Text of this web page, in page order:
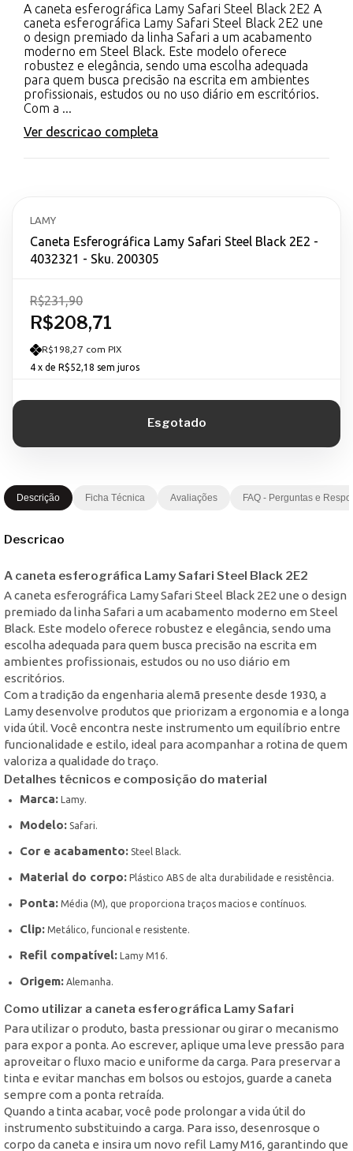
A caneta esferográfica Lamy Safari Steel Black 2E2 A
caneta esferográfica Lamy Safari Steel Black 2E2 une
o design premiado da linha Safari a um acabamento
moderno em Steel Black. Este modelo oferece
robustez e elegância, sendo uma escolha adequada
para quem busca precisão na escrita em ambientes
profissionais, estudos ou no uso diário em escritórios.
Com a ...
Ver descricao completa
LAMY
Caneta Esferográfica Lamy Safari Steel Black 2E2 -
4032321 - Sku. 200305
R$208,71
R$231,90
R$198,27 com PIX
4 x de R$52,18 sem juros
Descrição Ficha Técnica Avaliações FAQ - Perguntas e
Descricao
A caneta esferográfica Lamy Safari Steel Black 2E2
A caneta esferográfica Lamy Safari Steel Black 2E2 une o design
premiado da linha Safari a um acabamento moderno em Steel
Black. Este modelo oferece robustez e elegância, sendo uma
escolha adequada para quem busca precisão na escrita em
ambientes profissionais, estudos ou no uso diário em
escritórios.
Com a tradição da engenharia alemã presente desde 1930, a
Lamy desenvolve produtos que priorizam a ergonomia e a longa
vida útil. Você encontra neste instrumento um equilíbrio entre
funcionalidade e estilo, ideal para acompanhar a rotina de quem
valoriza a qualidade do traço.
Detalhes técnicos e composição do material
Marca: Lamy.
Modelo: Safari.
Cor e acabamento: Steel Black.
Material do corpo: Plástico ABS de alta durabilidade e resistência.
Ponta: Média (M), que proporciona traços macios e contínuos.
Clip: Metálico, funcional e resistente.
Refil compatível: Lamy M16.
Origem: Alemanha.
Como utilizar a caneta esferográfica Lamy Safari
Para utilizar o produto, basta pressionar ou girar o mecanismo
para expor a ponta. Ao escrever, aplique uma leve pressão para
aproveitar o fluxo macio e uniforme da carga. Para preservar a
tinta e evitar manchas em bolsos ou estojos, guarde a caneta
sempre com a ponta retraída.
Quando a tinta acabar, você pode prolongar a vida útil do
instrumento substituindo a carga. Para isso, desenrosque o
corpo da caneta e insira um novo refil Lamy M16, garantindo que